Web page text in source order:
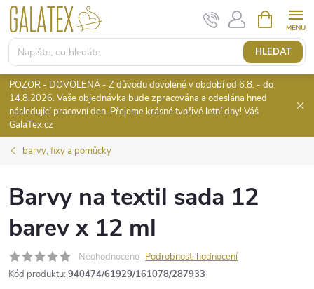
Přejít
obsah
HLEDAT
NÁKUPNÍ
KOŠÍK
POZOR - DOVOLENÁ - Z důvodu dovolené v období od 6.8. - do
14.8.2026. Vaše objednávka bude zpracována a odeslána hned
následující pracovní den. Přejeme krásné tvořivé letní dny! Váš
GalaTex.cz
barvy, fixy a pomůcky
Barvy na textil sada 12
barev x 12 ml
Neohodnoceno Podrobnosti hodnocení
Kód produktu: 940474/61929/161078/287933